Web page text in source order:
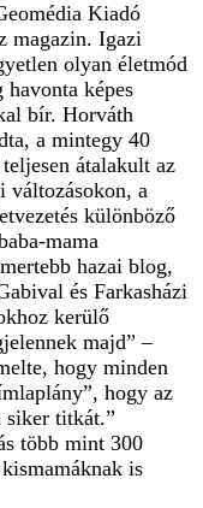
Kiadó
magazin. Igazi
olyan életmód
képes
bír. Horváth
a mintegy 40
átalakult az
változásokon, a
különböző
mama
hazai blog,
és Farkasházi
kerülő
majd” –
hogy minden
hogy az
siker titkát.”
több mint 300
is